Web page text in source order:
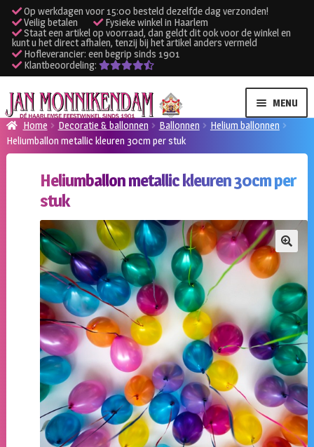
Op werkdagen voor 15:00 besteld dezelfde dag verzonden!
Veilig betalen
Fysieke winkel in Haarlem
Staat een artikel op voorraad, dan geldt dit ook voor de winkel en
kunt u het direct afhalen, tenzij bij het artikel anders vermeld
Hofleverancier: een begrip sinds 1901
Klantbeoordeling:
Ga
door
naar
navigatie
Ga
naar
de
inhoud
MENU
Verhuur kleding
Verhuur apparatuur
Onze winkel
Klantenservice
Inloggen
Home Decoratie & ballonnen Ballonnen
Helium ballonnen
Heliumballon metallic kleuren 30cm per stuk
Heliumballon metallic kleuren 30cm per
stuk